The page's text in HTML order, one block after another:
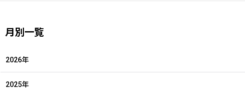
月別一覧
2026年
2025年